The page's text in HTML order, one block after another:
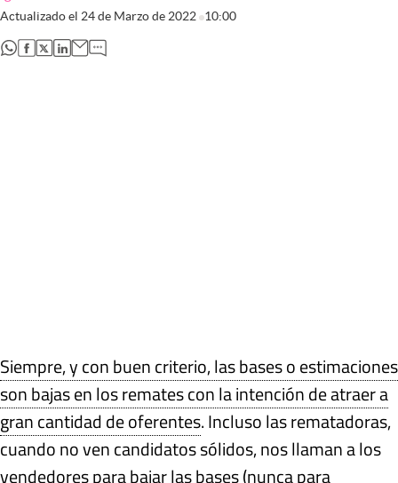
Actualizado el 24 de Marzo de 2022 10:00
abre en nueva pestaña
abre en nueva pestaña
abre en nueva pestaña
abre en nueva pestaña
Siempre, y con buen criterio, las bases o estimaciones
son bajas en los remates con la intención de atraer a
gran cantidad de oferentes. Incluso las rematadoras,
cuando no ven candidatos sólidos, nos llaman a los
vendedores para bajar las bases (nunca para